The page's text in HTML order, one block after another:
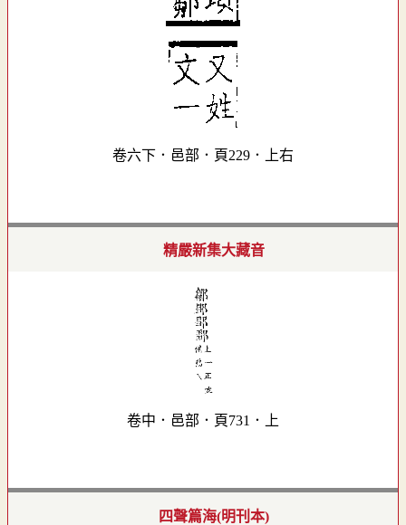
卷六下．邑部．頁229．上右
精嚴新集大藏音
卷中．邑部．頁731．上
四聲篇海(明刊本)